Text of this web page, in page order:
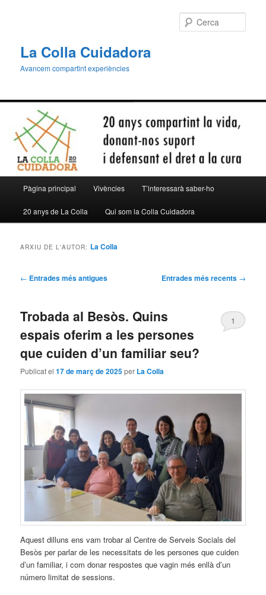
La Colla Cuidadora
Avancem compartint experiències
principal
Pàgina principal Vivències T’interessarà saber-ho
20 anys de La Colla Qui som la Colla Cuidadora
ARXIU DE L'AUTOR: La Colla
Navegació
entrades
← Entrades més antigues Entrades més recents →
Trobada al Besòs. Quins
espais oferim a les persones
que cuiden d’un familiar seu?
Publicat el17 de març de 2025per La Colla
1
Aquest dilluns ens vam trobar al Centre de Serveis Socials del
Besòs per parlar de les necessitats de les persones que cuiden
d’un familiar, i com donar respostes que vagin més enllà d’un
número limitat de sessions.